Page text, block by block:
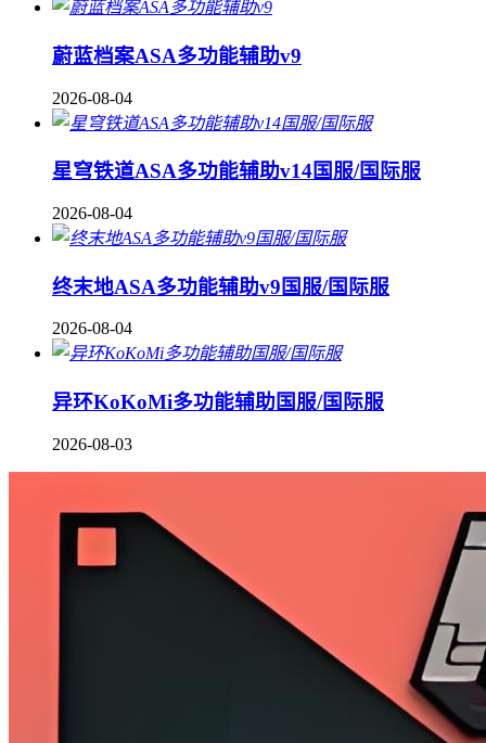
蔚蓝档案ASA多功能辅助v9
2026-08-04
星穹铁道ASA多功能辅助v14国服/国际服
2026-08-04
终末地ASA多功能辅助v9国服/国际服
2026-08-04
异环KoKoMi多功能辅助国服/国际服
2026-08-03